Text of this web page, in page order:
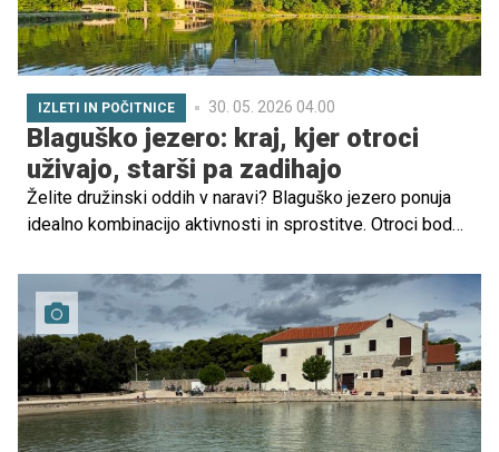
IZLETI IN POČITNICE 30. 05. 2026 04.00
Blaguško jezero: kraj, kjer otroci
uživajo, starši pa zadihajo
Želite družinski oddih v naravi? Blaguško jezero ponuja
idealno kombinacijo aktivnosti in sprostitve. Otroci bodo
mlina, starši pa nad sprehodi, kolesarjenjem in mirnimi
kotički za počitek. Preverite možnosti za nepozaben
družinski izlet.